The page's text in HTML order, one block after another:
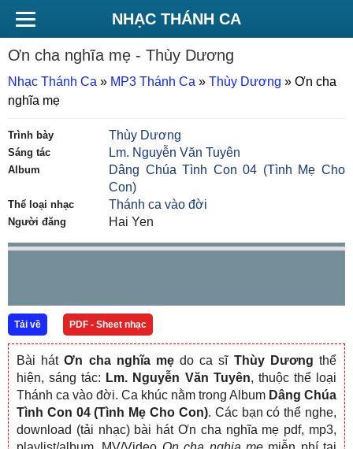
NHẠC THÁNH CA
Ơn cha nghĩa mẹ - Thùy Dương
Nhạc Thánh Ca » MP3 Thánh Ca » Thùy Dương » Ơn cha
nghĩa mẹ
Trình bày Thùy Dương
Sáng tác Lm. Nguyễn Văn Tuyên
Album
Dâng Chúa Tình Con 04 (Tình Mẹ Cho
Con)
Thể loại nhạc Thánh ca vào đời
Người đăng Hai Yen
Tải về PDF - Sheet nhạc
Bài hátƠn cha nghĩa mẹdo ca sĩ Thùy Dương thể
hiện, sáng tác: Lm. Nguyễn Văn Tuyên, thuộc thể loại
Thánh ca vào đời. Ca khúc nằm trong Album Dâng Chúa
Tình Con 04 (Tình Mẹ Cho Con). Các bạn có thể nghe,
download (tải nhạc) bài hát Ơn cha nghĩa mẹ pdf, mp3,